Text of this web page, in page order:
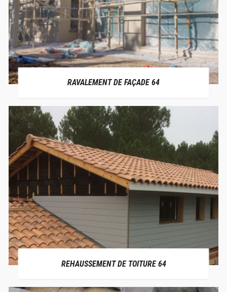
RAVALEMENT DE FAÇADE 64
REHAUSSEMENT DE TOITURE 64